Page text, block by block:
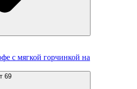
с мягкой горчинкой на
69